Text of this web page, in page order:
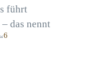
führt
– das nennt
6